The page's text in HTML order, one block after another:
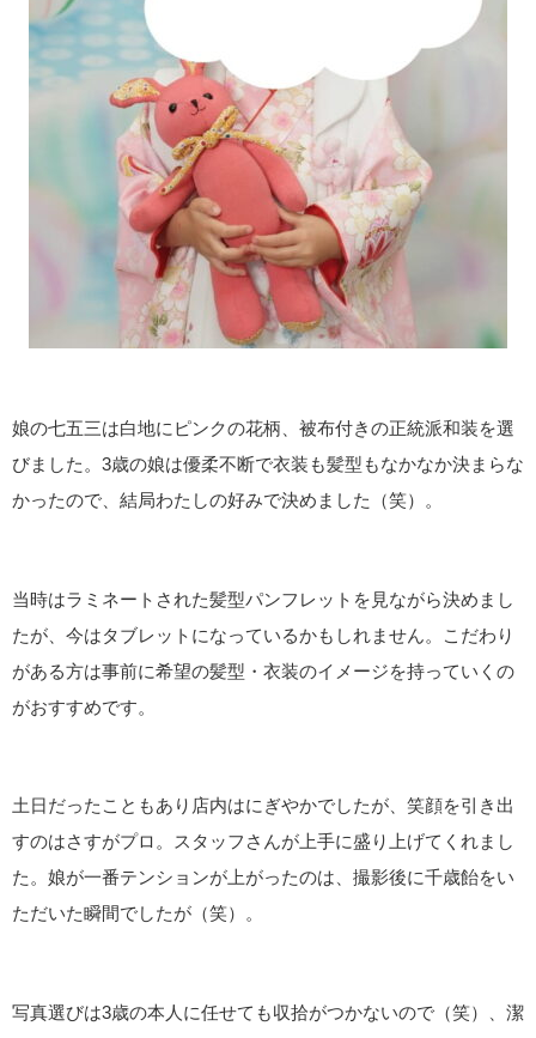
娘の七五三は白地にピンクの花柄、被布付きの正統派和装を選
びました。3歳の娘は優柔不断で衣装も髪型もなかなか決まらな
かったので、結局わたしの好みで決めました（笑）。
当時はラミネートされた髪型パンフレットを見ながら決めまし
たが、今はタブレットになっているかもしれません。こだわり
がある方は事前に希望の髪型・衣装のイメージを持っていくの
がおすすめです。
土日だったこともあり店内はにぎやかでしたが、笑顔を引き出
すのはさすがプロ。スタッフさんが上手に盛り上げてくれまし
た。娘が一番テンションが上がったのは、撮影後に千歳飴をい
ただいた瞬間でしたが（笑）。
写真選びは3歳の本人に任せても収拾がつかないので（笑）、潔